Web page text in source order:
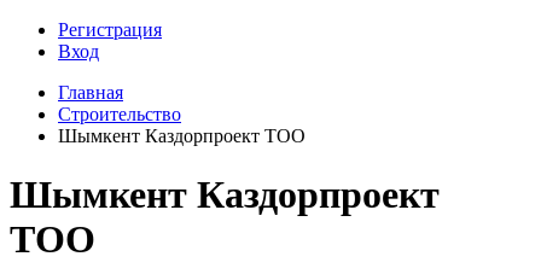
Регистрация
Вход
Главная
Строительство
Шымкент Каздорпроект ТОО
Шымкент Каздорпроект
ТОО